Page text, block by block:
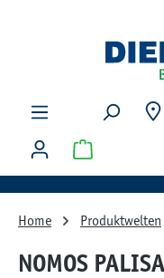
Warenkorb
Home Produktwelten
NOMOS